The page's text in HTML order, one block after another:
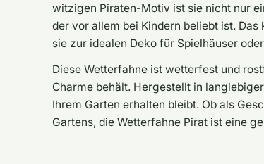
witzigen Piraten-Motiv ist sie nicht nur
der vor allem bei Kindern beliebt ist.
sie zur idealen Deko für Spielhäuser
Diese Wetterfahne ist wetterfest und
Charme behält. Hergestellt in
Ihrem Garten erhalten bleibt. Ob als
Gartens, die Wetterfahne Pirat ist eine